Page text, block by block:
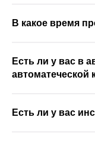
В какое время
Есть ли у вас в
автоматеческой
Есть ли у вас